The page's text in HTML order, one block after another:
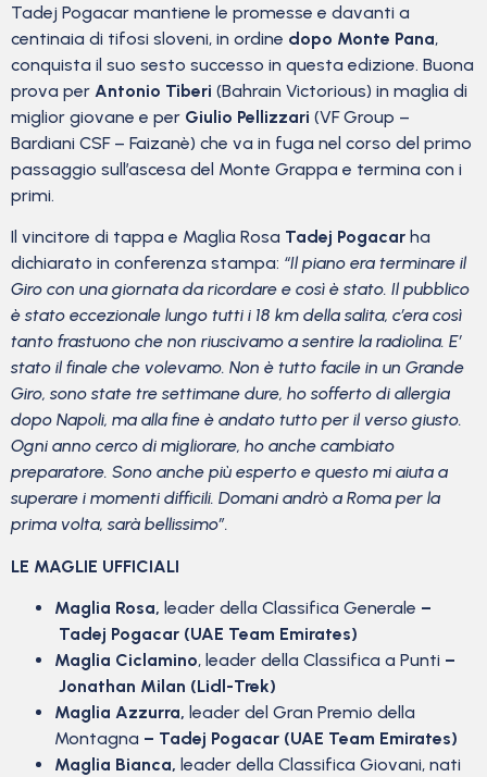
Tadej Pogacar mantiene le promesse e davanti a
centinaia di tifosi sloveni, in ordine dopo Monte Pana,
conquista il suo sesto successo in questa edizione. Buona
prova per Antonio Tiberi (Bahrain Victorious) in maglia di
miglior giovane e per Giulio Pellizzari (VF Group –
Bardiani CSF – Faizanè) che va in fuga nel corso del primo
passaggio sull’ascesa del Monte Grappa e termina con i
primi.
Il vincitore di tappa e Maglia Rosa Tadej Pogacar ha
dichiarato in conferenza stampa: “Il piano era terminare il
Giro con una giornata da ricordare e così è stato. Il pubblico
è stato eccezionale lungo tutti i 18 km della salita, c’era così
tanto frastuono che non riuscivamo a sentire la radiolina. E’
stato il finale che volevamo. Non è tutto facile in un Grande
Giro, sono state tre settimane dure, ho sofferto di allergia
dopo Napoli, ma alla fine è andato tutto per il verso giusto.
Ogni anno cerco di migliorare, ho anche cambiato
preparatore. Sono anche più esperto e questo mi aiuta a
superare i momenti difficili. Domani andrò a Roma per la
prima volta, sarà bellissimo”.
LE MAGLIE UFFICIALI
Maglia Rosa, leader della Classifica Generale –
Tadej Pogacar (UAE Team Emirates)
Maglia Ciclamino, leader della Classifica a Punti –
Jonathan Milan (Lidl-Trek)
Maglia Azzurra, leader del Gran Premio della
Montagna – Tadej Pogacar (UAE Team Emirates)
Maglia Bianca, leader della Classifica Giovani, nati